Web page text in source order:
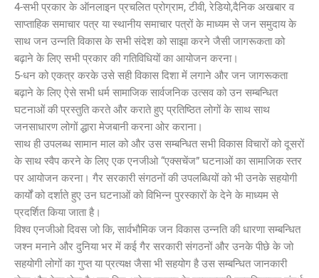
4-सभी प्रकार के ऑनलाइन प्रचलित प्रोग्राम, टीवी, रेडियो,दैनिक अखबार व
साप्ताहिक समाचार पत्र या स्थानीय समाचार पत्रों के माध्यम से जन समुदाय के
साथ जन उन्नति विकास के सभी संदेश को साझा करने जैसी जागरूकता को
बढ़ाने के लिए सभी प्रकार की गतिविधियों का आयोजन करना।
5-धन को एकत्र करके उसे सही विकास दिशा में लगाने और जन जागरूकता
बढ़ाने के लिए ऐसे सभी धर्म सामाजिक सार्वजनिक उत्सव को उन सम्बन्धित
घटनाओं की प्रस्तुति करते और कराते हुए प्रतिष्ठित लोगों के साथ साथ
जनसाधारण लोगों द्धारा मेजबानी करना ओर कराना।
साथ ही उपलब्ध सामान माल को और उस सम्बन्धित सभी विकास विचारों को दूसरों
के साथ स्वैप करने के लिए एक एनजीओ “एक्सचेंज” घटनाओं का सामाजिक स्तर
पर आयोजन करना। गैर सरकारी संगठनों की उपलब्धियों को भी उनके सहयोगी
कार्यों को दर्शाते हुए उन घटनाओं को विभिन्न पुरस्कारों के देने के माध्यम से
प्रदर्शित किया जाता है।
विश्व एनजीओ दिवस जो कि, सार्वभौमिक जन विकास उन्नति की धारणा सम्बन्धित
जश्न मनाने और दुनिया भर में कई गैर सरकारी संगठनों और उनके पीछे के जो
सहयोगी लोगों का गुप्त या प्रत्यक्ष जैसा भी सहयोग है उस सम्बन्धित जानकारी